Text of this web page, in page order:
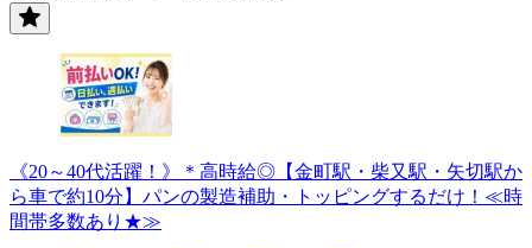
《20～40代活躍！》＊高時給◎【金町駅・柴又駅・矢切駅か
ら車で約10分】パンの製造補助・トッピングするだけ！≪時
間帯多数あり★≫